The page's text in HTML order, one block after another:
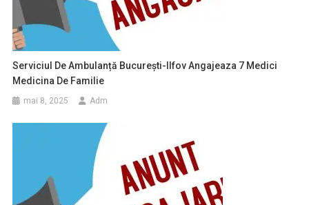
Serviciul De Ambulanță București-Ilfov Angajeaza 7 Medici
Medicina De Familie
mai 8, 2025 Adm